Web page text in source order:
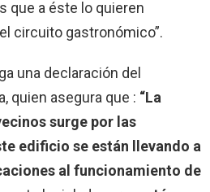
que a éste lo quieren
circuito gastronómico”.
una declaración del
quien asegura que : “La
surge por las
edificio se están llevando a
al funcionamiento de